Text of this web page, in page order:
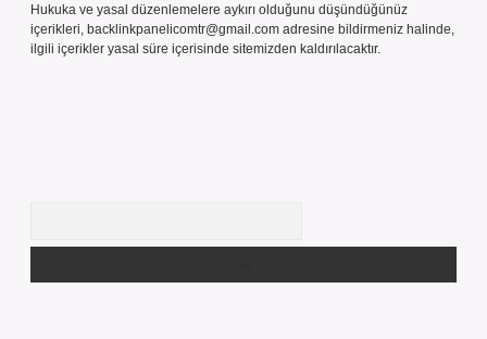
Hukuka ve yasal düzenlemelere aykırı olduğunu düşündüğünüz
içerikleri, backlinkpanelicomtr@gmail.com adresine bildirmeniz halinde,
ilgili içerikler yasal süre içerisinde sitemizden kaldırılacaktır.